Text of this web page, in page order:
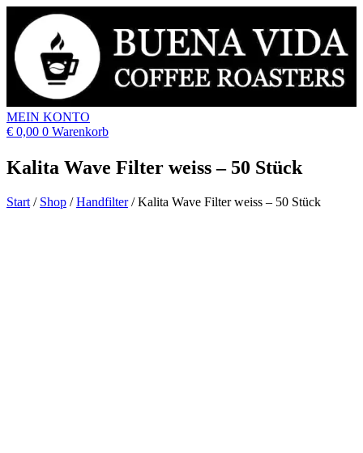
MEIN KONTO
€ 0,00 0 Warenkorb
Kalita Wave Filter weiss – 50 Stück
Start / Shop / Handfilter /Kalita Wave Filter weiss – 50 Stück